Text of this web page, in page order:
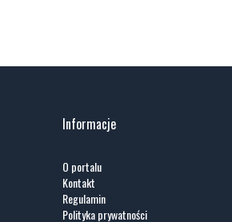
Informacje
Kontakt
Reklama